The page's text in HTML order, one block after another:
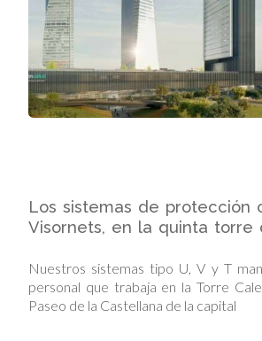
Los sistemas de protección
Visornets, en la quinta torre
Nuestros sistemas tipo U, V y T
personal que trabaja en la Torre
Paseo de la Castellana de la capital